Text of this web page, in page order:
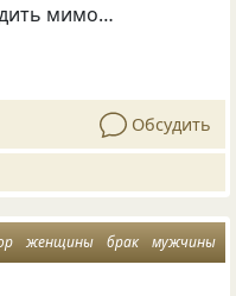
мимо…
Обсудить
женщины брак мужчины